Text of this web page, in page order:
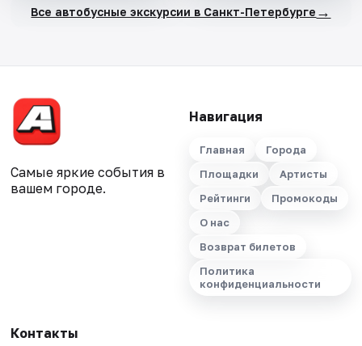
Все автобусные экскурсии в Санкт-Петербурге →
Самые яркие события в
вашем городе.
Навигация
Главная
Города
Площадки
Артисты
Рейтинги
Промокоды
О нас
Возврат билетов
Политика
конфиденциальности
Контакты